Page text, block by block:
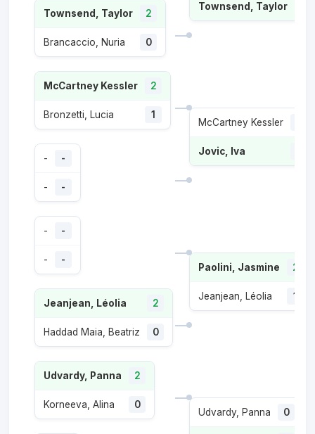
Townsend, Taylor 2
Brancaccio, Nuria 0
McCartney Kessler 2
Bronzetti, Lucia 1
- -
- -
- -
- -
Jeanjean, Léolia 2
Haddad Maia, Beatriz 0
Udvardy, Panna 2
Korneeva, Alina 0
Townsend, Taylor
McCartney Kessler
Jovic, Iva
Paolini, Jasmine 2
Jeanjean, Léolia 1
Udvardy, Panna 0